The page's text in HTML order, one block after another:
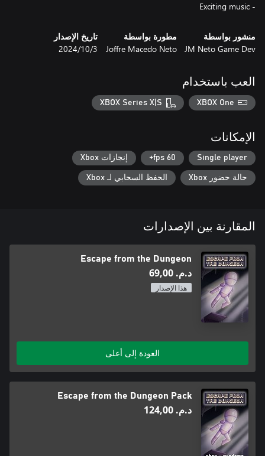
- Exciting music
منشور بواسطة
JM Neto Game Dev
مطورة بواسطة
Joffre Macedo Neto
تاريخ الإصدار
3‏/10‏/2024
العب باستخدام
XBOX One
XBOX Series X|S
الإمكانات
Single player
60 fps+ إنجازات Xbox
حالة حضور Xbox الحفظ السحابي لـ Xbox
المقارنة بين الإصدارات
Escape from the Dungeon
د.م.‏ 69,00
هذا الإصدار
العودة إلى أعلى
Escape from the Dungeon Pack
د.م.‏ 124,00